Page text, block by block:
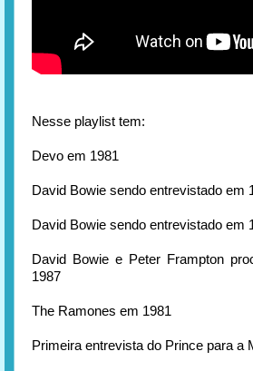
Nesse playlist tem:
Devo em 1981
David Bowie sendo entrevistado em
David Bowie sendo entrevistado em
David Bowie e Peter Frampton
1987
The Ramones em 1981
Primeira entrevista do Prince para a